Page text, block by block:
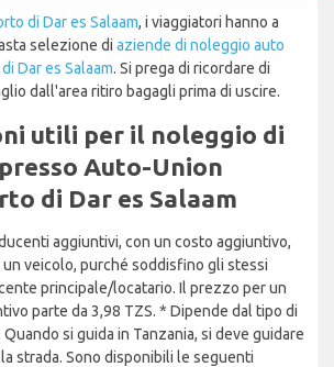
di Dar es Salaam, i viaggiatori hanno a
selezione di aziende di noleggio auto
Dar es Salaam. Si prega di ricordare di
dall'area ritiro bagagli prima di uscire.
utili per il noleggio di
Auto-Union
di Dar es Salaam
aggiuntivi, con un costo aggiuntivo,
veicolo, purché soddisfino gli stessi
principale/locatario. Il prezzo per un
parte da 3,98 TZS. * Dipende dal tipo di
si guida in Tanzania, si deve guidare
strada. Sono disponibili le seguenti